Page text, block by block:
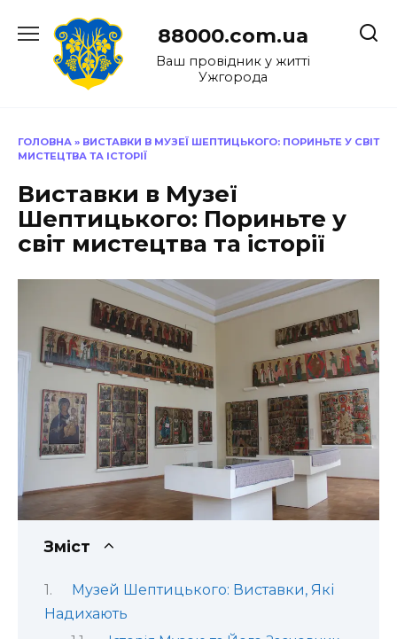
до
88000.com.ua
Ваш провідник у житті
Ужгорода
ГОЛОВНА » ВИСТАВКИ В МУЗЕЇ ШЕПТИЦЬКОГО: ПОРИНЬТЕ У СВІТ
МИСТЕЦТВА ТА ІСТОРІЇ
Виставки в Музеї
Шептицького: Пориньте у
світ мистецтва та історії
Зміст
Музей Шептицького: Виставки, Які
Надихають